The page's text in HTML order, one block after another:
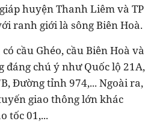
huyện Thanh Liêm và TP
ranh giới là sông Biên Hoà.
cầu Ghéo, cầu Biên Hoà và
đáng chú ý như Quốc lộ 21A,
Đường tỉnh 974,... Ngoài ra,
giao thông lớn khác
tốc 01,...